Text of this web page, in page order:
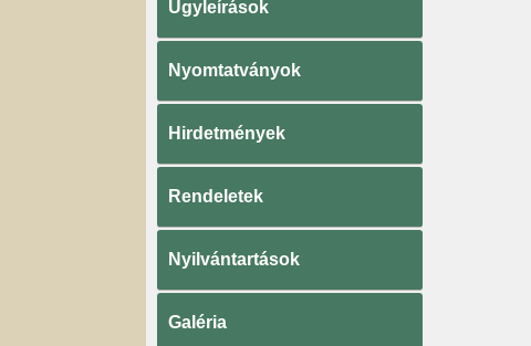
Ügyleírások
Nyomtatványok
Hirdetmények
Rendeletek
Nyilvántartások
Galéria